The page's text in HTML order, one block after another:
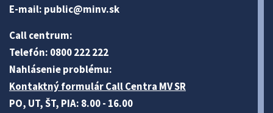
E-mail: public@minv.sk
Call centrum:
Telefón: 0800 222 222
Nahlásenie problému:
Kontaktný formulár Call Centra MV SR
PO, UT, ŠT, PIA: 8.00 - 16.00